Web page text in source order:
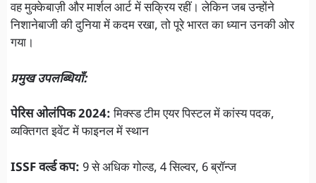
वह मुक्केबाज़ी और मार्शल आर्ट में सक्रिय रहीं। लेकिन जब उन्होंने
निशानेबाजी की दुनिया में कदम रखा, तो पूरे भारत का ध्यान उनकी ओर
गया।
प्रमुख उपलब्धियाँ:
पेरिस ओलंपिक 2024:मिक्स्ड टीम एयर पिस्टल में कांस्य पदक,
व्यक्तिगत इवेंट में फाइनल में स्थान
ISSF वर्ल्ड कप: 9 से अधिक गोल्ड, 4 सिल्वर, 6 ब्रॉन्ज